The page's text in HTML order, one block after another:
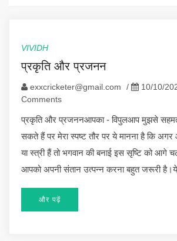
VIVIDH
प्रकृति और प्रजनन
exxcricketer@gmail.com / 10/10/
Comments
प्रकृति और प्रजननआपका - विपुलआप मुझसे
सकते हैं पर मेरा स्पष्ट तौर पर ये मानना है कि
या स्त्री हैं तो भगवान की बनाई इस सृष्टि को आगे
आपको अपनी संतान उत्पन्न करना बहुत जरूरी
और पढ़ें